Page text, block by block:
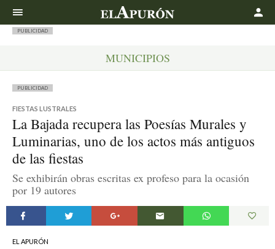
PUBLICIDAD
MUNICIPIOS
PUBLICIDAD
FIESTAS LUSTRALES
La Bajada recupera las Poesías Murales y
Luminarias, uno de los actos más antiguos
de las fiestas
Se exhibirán obras escritas ex profeso para la ocasión
por 19 autores
EL APURÓN